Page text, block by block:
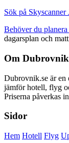
Sök på Skyscanner
Behöver du
dagarsplan och
Om
Dubrovnik.se är en
jämför hotell, flyg
Priserna påverkas
Sidor
Hem Hotell Flyg